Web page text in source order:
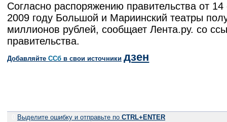
Согласно распоряжению правительства от
2009 году Большой и Мариинский театры
миллионов рублей, сообщает Лента.ру. со
правительства.
Добавляйте CСб в свои источники дзен
Выделите ошибку и отправьте по CTRL+ENTER